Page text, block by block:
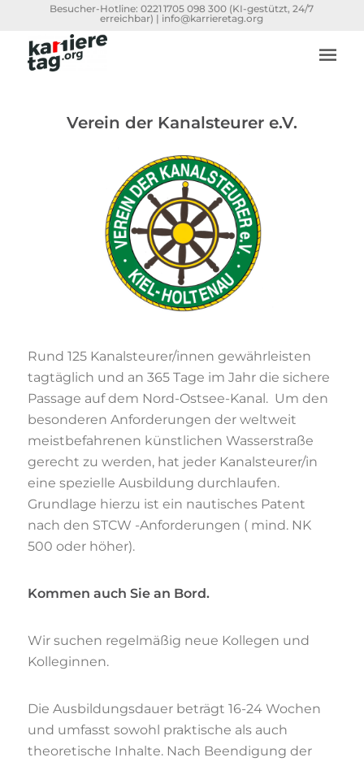
Besucher-Hotline:0221 1705 098 300 (KI-gestützt, 24/7
erreichbar) | info@karrieretag.org
Verein der Kanalsteurer e.V.
Rund 125 Kanalsteurer/innen gewährleisten
tagtäglich und an 365 Tage im Jahr die sichere
Passage auf dem Nord-Ostsee-Kanal. Um den
besonderen Anforderungen der weltweit
meistbefahrenen künstlichen Wasserstraße
gerecht zu werden, hat jeder Kanalsteurer/in
eine spezielle Ausbildung durchlaufen.
Grundlage hierzu ist ein nautisches Patent
nach den STCW -Anforderungen ( mind. NK
500 oder höher).
Kommen auch Sie an Bord.
Wir suchen regelmäßig neue Kollegen und
Kolleginnen.
Die Ausbildungsdauer beträgt 16-24 Wochen
und umfasst sowohl praktische als auch
theoretische Inhalte. Nach Beendigung der